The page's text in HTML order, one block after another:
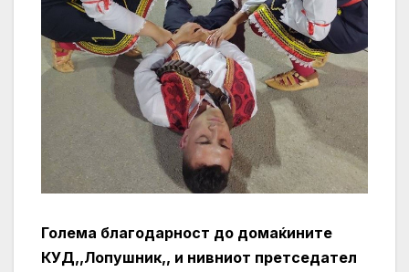
Голема благодарност до домаќините
КУД,,Лопушник,, и нивниот претседател